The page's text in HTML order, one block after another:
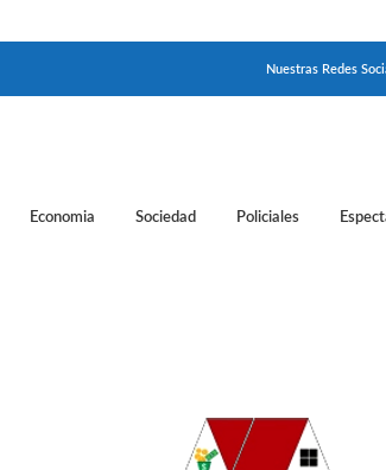
Nuestras Redes
Economia Sociedad Policiales